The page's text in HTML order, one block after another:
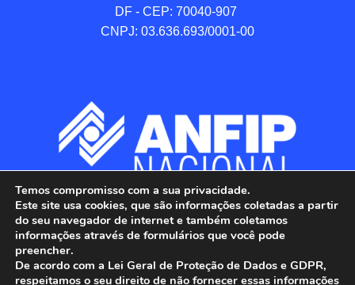
DF - CEP: 70040-907
CNPJ: 03.636.693/0001-00
Temos compromisso com a sua privacidade.
Este site usa cookies, que são informações coletadas a partir
do seu navegador de internet e também coletamos
informações através de formulários que você pode
preencher.
De acordo com a Lei Geral de Proteção de Dados e GDPR,
respeitamos o seu direito de não fornecer essas informações